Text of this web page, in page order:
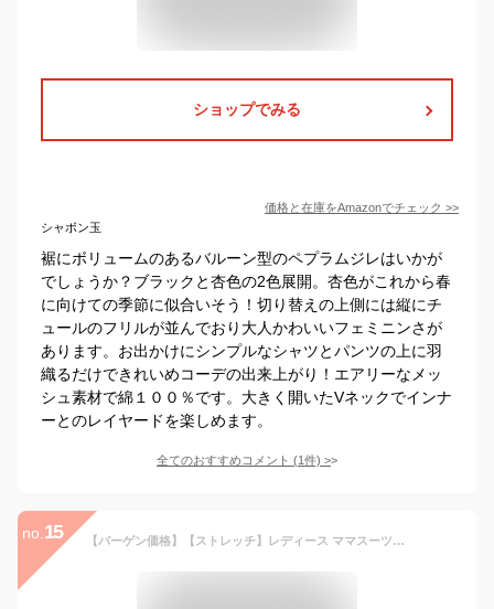
ショップでみる
価格と在庫をAmazonでチェック >>
シャボン玉
裾にボリュームのあるバルーン型のペプラムジレはいかが
でしょうか？ブラックと杏色の2色展開。杏色がこれから春
に向けての季節に似合いそう！切り替えの上側には縦にチ
ュールのフリルが並んでおり大人かわいいフェミニンさが
あります。お出かけにシンプルなシャツとパンツの上に羽
織るだけできれいめコーデの出来上がり！エアリーなメッ
シュ素材で綿１００％です。大きく開いたVネックでインナ
ーとのレイヤードを楽しめます。
全てのおすすめコメント (1件) >
no. 15 【バーゲン価格】【ストレッチ】レディース ママスーツ パンツスーツ セットアップ セレモニースーツ 2点セット ジレ スリムパンツ フォーマル ミセス 50代 40代 30代 入学式 卒業式 七五三 学校行事 母親 服装 上品 通勤 パーティー 即日発送 プレゼント ギフト